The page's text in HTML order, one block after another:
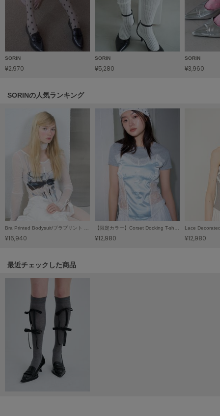
le coq sportif
ルコックスポルティフ
LeSportsac
レスポートサック
リリーブラウン
LILY BROWN Lingerie
リリーブラウンランジェリー
LITTLE UNION TOKYO
リトルユニオン トウキョウ
made of Organics
メイドオブオーガニクス
MICHU COQUETTE
ミチュ コケット
ミラオーウェン
MOIGE
モワージュ
ミュシャ
SORIN
¥2,970
SORIN
¥5,280
SORIN
¥3,960
SORINの人気ランキング
Bra Printed Bodysuit/ブラプリント ボディスーツ
¥16,940
【限定カラー】Corset Docking T-shirt / コルセットドッキングＴシャツ
¥12,980 ¥12,980
関連記事
最近チェックした商品